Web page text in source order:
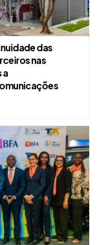
das
nas
a